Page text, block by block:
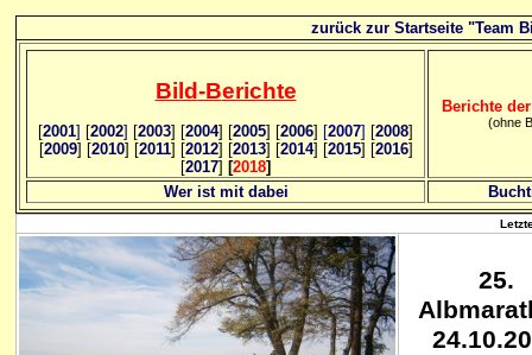
zurück zur Startseite "Team
Bild-Berichte
[2001] [2002] [2003] [2004] [2005] [2006] [2007] [2008]
[2009] [2010] [2011] [2012] [2013] [2014] [2015] [2016]
[2017] [2018]
Berichte
(ohne
Wer ist mit dabei
25.